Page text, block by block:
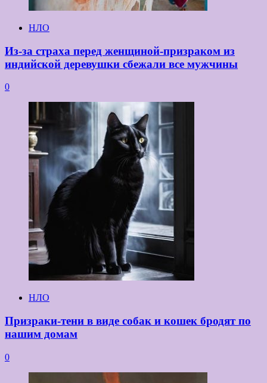
НЛО
Из-за страха перед женщиной-призраком из
индийской деревушки сбежали все мужчины
0
НЛО
Призраки-тени в виде собак и кошек бродят по
нашим домам
0